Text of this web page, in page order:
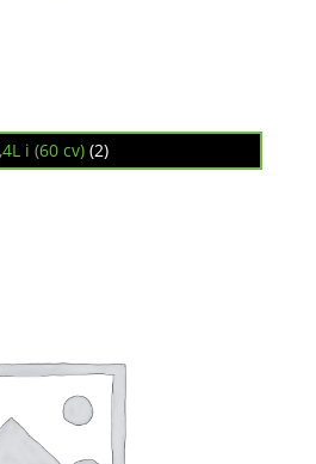
i (60 cv) (2)